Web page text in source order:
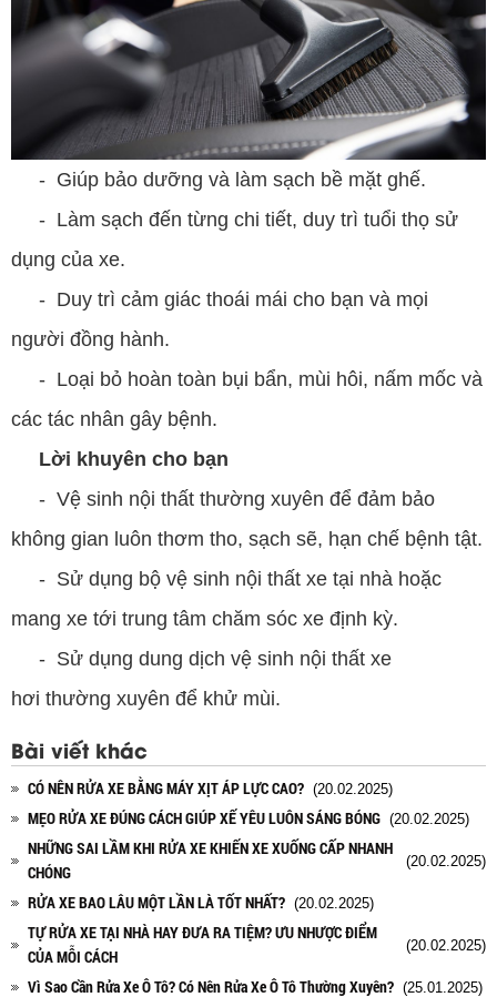
- Giúp bảo dưỡng và làm sạch bề mặt ghế.
- Làm sạch đến từng chi tiết, duy trì tuổi thọ sử
dụng của xe.
- Duy trì cảm giác thoái mái cho bạn và mọi
người đồng hành.
- Loại bỏ hoàn toàn bụi bẩn, mùi hôi, nấm mốc và
các tác nhân gây bệnh.
Lời khuyên cho bạn
- Vệ sinh nội thất thường xuyên để đảm bảo
không gian luôn thơm tho, sạch sẽ, hạn chế bệnh tật.
- Sử dụng bộ vệ sinh nội thất xe tại nhà hoặc
mang xe tới trung tâm chăm sóc xe định kỳ.
- Sử dụng dung dịch vệ sinh nội thất xe
hơi thường xuyên để khử mùi.
Bài viết khác
CÓ NÊN RỬA XE BẰNG MÁY XỊT ÁP LỰC CAO? (20.02.2025)
MẸO RỬA XE ĐÚNG CÁCH GIÚP XẾ YÊU LUÔN SÁNG BÓNG (20.02.2025)
NHỮNG SAI LẦM KHI RỬA XE KHIẾN XE XUỐNG CẤP NHANH
CHÓNG
(20.02.2025)
RỬA XE BAO LÂU MỘT LẦN LÀ TỐT NHẤT? (20.02.2025)
TỰ RỬA XE TẠI NHÀ HAY ĐƯA RA TIỆM? ƯU NHƯỢC ĐIỂM
CỦA MỖI CÁCH
(20.02.2025)
Vì Sao Cần Rửa Xe Ô Tô? Có Nên Rửa Xe Ô Tô Thường Xuyên? (25.01.2025)